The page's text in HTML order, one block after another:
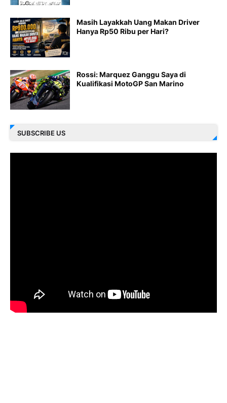
Masih Layakkah Uang Makan Driver
Hanya Rp50 Ribu per Hari?
Rossi: Marquez Ganggu Saya di
Kualifikasi MotoGP San Marino
SUBSCRIBE US